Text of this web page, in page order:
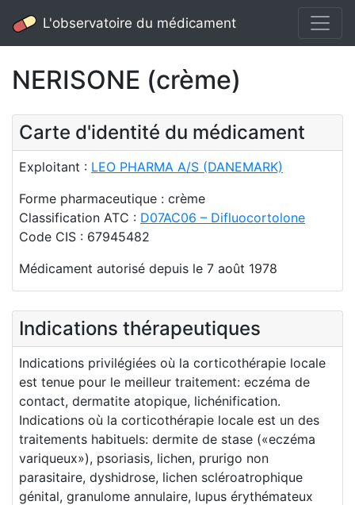
L'observatoire du médicament
NERISONE (crème)
Carte d'identité du médicament
Exploitant : LEO PHARMA A/S (DANEMARK)
Forme pharmaceutique : crème
Classification ATC : D07AC06 – Difluocortolone
Code CIS : 67945482
Médicament autorisé depuis le 7 août 1978
Indications thérapeutiques
Indications privilégiées où la corticothérapie locale
est tenue pour le meilleur traitement: eczéma de
contact, dermatite atopique, lichénification.
Indications où la corticothérapie locale est un des
traitements habituels: dermite de stase («eczéma
variqueux»), psoriasis, lichen, prurigo non
parasitaire, dyshidrose, lichen scléroatrophique
génital, granulome annulaire, lupus érythémateux